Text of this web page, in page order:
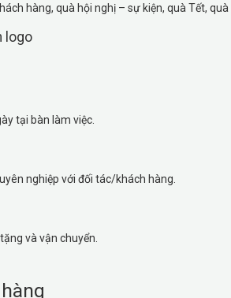
hàng, quà hội nghị – sự kiện, quà Tết,
logo
tại bàn làm việc.
nghiệp với đối tác/khách hàng.
và vận chuyển.